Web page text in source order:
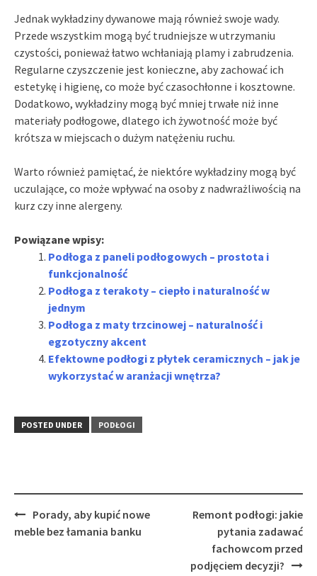
Jednak wykładziny dywanowe mają również swoje wady.
Przede wszystkim mogą być trudniejsze w utrzymaniu
czystości, ponieważ łatwo wchłaniają plamy i zabrudzenia.
Regularne czyszczenie jest konieczne, aby zachować ich
estetykę i higienę, co może być czasochłonne i kosztowne.
Dodatkowo, wykładziny mogą być mniej trwałe niż inne
materiały podłogowe, dlatego ich żywotność może być
krótsza w miejscach o dużym natężeniu ruchu.
Warto również pamiętać, że niektóre wykładziny mogą być
uczulające, co może wpływać na osoby z nadwrażliwością na
kurz czy inne alergeny.
Powiązane wpisy:
Podłoga z paneli podłogowych – prostota i
funkcjonalność
Podłoga z terakoty – ciepło i naturalność w
jednym
Podłoga z maty trzcinowej – naturalność i
egzotyczny akcent
Efektowne podłogi z płytek ceramicznych – jak je
wykorzystać w aranżacji wnętrza?
POSTED UNDER PODŁOGI
Post
navigation
Porady, aby kupić nowe
meble bez łamania banku
Remont podłogi: jakie
pytania zadawać
fachowcom przed
podjęciem decyzji?